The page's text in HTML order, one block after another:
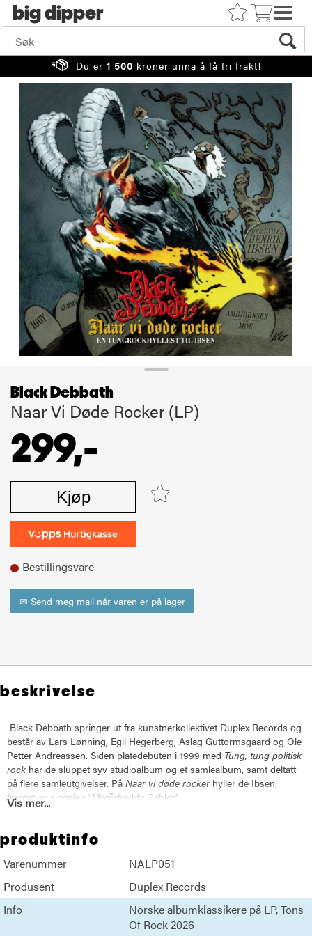
big
Du er 1 500 kroner unna å få fri frakt!
Black Debbath
Naar Vi Døde Rocker (LP)
299,-
Kjøp
Bestillingsvare
✉ Send meg mail når varen er på lager
beskrivelse
Black Debbath springer ut fra kunstnerkollektivet Duplex Records og
består av Lars Lønning, Egil Hegerberg, Aslag Guttormsgaard og Ole
Petter Andreassen. Siden platedebuten i 1999 med Tung, tung politisk
rock har de sluppet syv studioalbum og et samlealbum, samt deltatt
på flere samleutgivelser. På Naar vi døde rocker hyller de Ibsen,
frontet av singelen "Motörhedda Gabler".
innepose
Klikk her for mer info om prosjektet Norske Albumklassikere på LP
Meld deg inn i prosjektets Facebook-gruppe her for oppdateringer.
Vis mer...
produktinfo
Varenummer
NALP051
Produsent
Duplex Records
Info
Norske albumklassikere på LP Tons
Of Rock 2026